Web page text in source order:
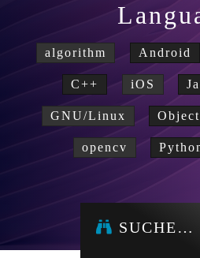
algorithm Android
C++ iOS
GNU/Linux
opencv
SUCHE…